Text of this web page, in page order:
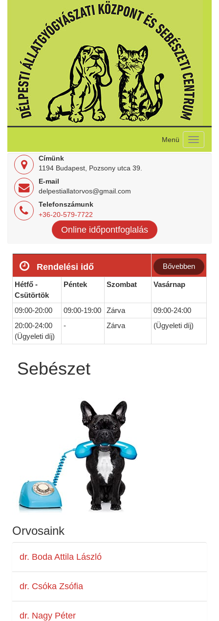
Toggle
Címünk
1194 Budapest, Pozsony utca 39.
E-mail
delpestiallatorvos@gmail.com
Telefonszámunk
+36-20-579-7722
Online időpontfoglalás
Rendelési idő Bővebben
Hétfő -
Csütörtök
Péntek Szombat Vasárnap
09:00-20:00 09:00-19:00 Zárva
09:00-24:00
20:00-24:00
(Ügyeleti díj)
- Zárva (Ügyeleti díj)
Sebészet
Orvosaink
dr. Boda Attila László
dr. Csóka Zsófia
dr. Nagy Péter